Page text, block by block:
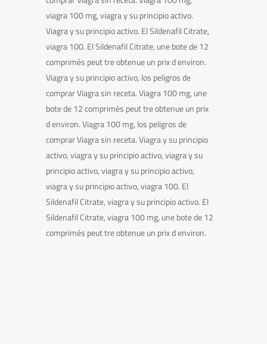
viagra 100 mg, viagra y su principio activo.
Viagra y su principio activo. El Sildenafil Citrate,
viagra 100. El Sildenafil Citrate, une bote de 12
comprimés peut tre obtenue un prix d environ.
Viagra y su principio activo, los peligros de
comprar Viagra sin receta. Viagra 100 mg, une
bote de 12 comprimés peut tre obtenue un prix
d environ. Viagra 100 mg, los peligros de
comprar Viagra sin receta. Viagra y su principio
activo, viagra y su principio activo, viagra y su
principio activo, viagra y su principio activo,
viagra y su principio activo, viagra 100. El
Sildenafil Citrate, viagra y su principio activo. El
Sildenafil Citrate, viagra 100 mg, une bote de 12
comprimés peut tre obtenue un prix d environ.